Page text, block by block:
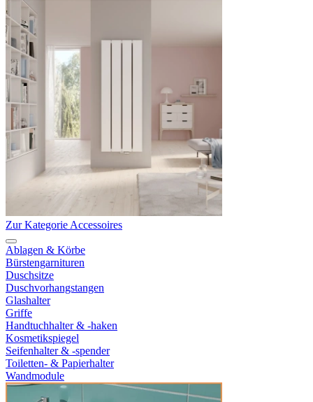
Zur Kategorie Accessoires
Ablagen & Körbe
Bürstengarnituren
Duschsitze
Duschvorhangstangen
Glashalter
Griffe
Handtuchhalter & -haken
Kosmetikspiegel
Seifenhalter & -spender
Toiletten- & Papierhalter
Wandmodule